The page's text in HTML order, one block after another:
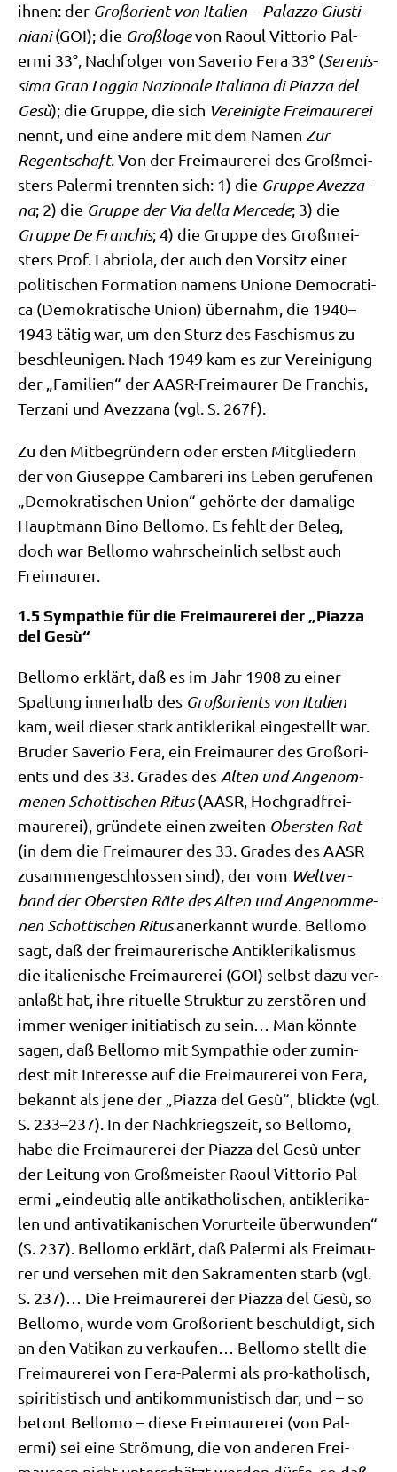
ihnen: der Groß­ori­ent von Ita­li­en – Palaz­zo Giu­sti­
nia­ni(GOI); die Groß­lo­gevon Raoul Vitto­rio Pal­
ermi 33°, Nach­fol­ger von Save­r­io Fera 33° (Sere­nis­
si­ma Gran Log­gia Nazio­na­le Ita­lia­na di Piaz­za del
Gesù); die Grup­pe, die sich Ver­ei­nig­te Frei­mau­re­rei
nennt, und eine ande­re mit dem Namen Zur
Regent­schaft. Von der Frei­mau­re­rei des Groß­mei­
sters Pal­ermi trenn­ten sich: 1) die Grup­pe Avezz­a­
na; 2) die Grup­pe der Via del­la Mer­ce­de; 3) die
Grup­pe De Fran­chis; 4) die Grup­pe des Groß­mei­
sters Prof. Labrio­la, der auch den Vor­sitz einer
poli­ti­schen For­ma­ti­on namens Unio­ne Demo­cra­ti­
ca (Demo­kra­ti­sche Uni­on) über­nahm, die 1940–
1943 tätig war, um den Sturz des Faschis­mus zu
beschleu­ni­gen. Nach 1949 kam es zur Ver­ei­ni­gung
der „Fami­li­en“ der AASR-Frei­mau­rer De Fran­chis,
Ter­za­ni und Avezz­a­na (vgl. S. 267f).
Zu den Mit­be­grün­dern oder ersten Mit­glie­dern
der von Giu­sep­pe Cam­bare­ri ins Leben geru­fe­nen
„Demo­kra­ti­schen Uni­on“ gehör­te der dama­li­ge
Haupt­mann Bino Bel­lo­mo. Es fehlt der Beleg,
doch war Bel­lo­mo wahr­schein­lich selbst auch
Freimaurer.
1.5 Sympathie für die Freimaurerei der „Piazza
del Gesù“
Bel­lo­mo erklärt, daß es im Jahr 1908 zu einer
Spal­tung inner­halb des Groß­ori­ents von Ita­li­en
kam, weil die­ser stark anti­kle­ri­kal ein­ge­stellt war.
Bru­der Save­r­io Fera, ein Frei­mau­rer des Groß­ori­
ents und des 33. Gra­des desAlten und Ange­nom­
me­nen Schot­ti­schen Ritus(AASR, Hoch­g­rad­frei­
mau­re­rei), grün­de­te einen zwei­ten Ober­sten Rat
(in dem die Frei­mau­rer des 33. Gra­des des AASR
zusam­men­ge­schlos­sen sind), der vom Welt­ver­
band der Ober­sten Räte des Alten und Ange­nom­me­
nen Schot­ti­schen Ritusaner­kannt wur­de. Bel­lo­mo
sagt, daß der frei­mau­re­ri­sche Anti­kle­ri­ka­lis­mus
die ita­lie­ni­sche Frei­mau­re­rei (GOI) selbst dazu ver­
an­laßt hat, ihre ritu­el­le Struk­tur zu zer­stö­ren und
immer weni­ger initia­tisch zu sein… Man könn­te
sagen, daß Bel­lo­mo mit Sym­pa­thie oder zumin­
dest mit Inter­es­se auf die Frei­mau­re­rei von Fera,
bekannt als jene der „Piaz­za del Gesù“, blick­te (vgl.
S. 233–237). In der Nach­kriegs­zeit, so Bel­lo­mo,
habe die Frei­mau­re­rei der Piaz­za del Gesù unter
der Lei­tung von Groß­mei­ster Raoul Vitto­rio Pal­
ermi „ein­deu­tig alle anti­ka­tho­li­schen, anti­kle­ri­ka­
len und anti­va­ti­ka­ni­schen Vor­ur­tei­le über­wun­den“
(S. 237). Bel­lo­mo erklärt, daß Pal­ermi als Frei­mau­
rer und ver­se­hen mit den Sakra­men­ten starb (vgl.
S. 237)… Die Frei­mau­re­rei der Piaz­za del Gesù, so
Bel­lo­mo, wur­de vom Groß­ori­ent beschul­digt, sich
an den Vati­kan zu ver­kau­fen… Bel­lo­mo stellt die
Frei­mau­re­rei von Fera-Pal­ermi als pro-katho­lisch,
spi­ri­ti­stisch und anti­kom­mu­ni­stisch dar, und – so
betont Bel­lo­mo – die­se Frei­mau­re­rei (von Pal­
ermi) sei eine Strö­mung, die von ande­ren Frei­